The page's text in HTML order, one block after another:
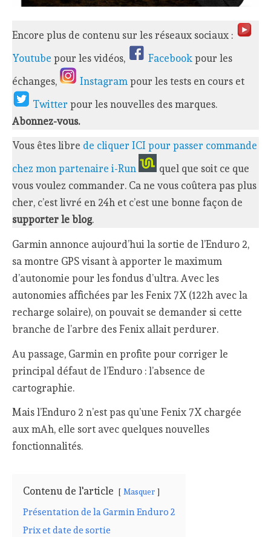
Encore plus de contenu sur les réseaux sociaux :
Youtube pour les vidéos, Facebookpour les
échanges,
Instagrampour les tests en cours et
Twitterpour les nouvelles des marques.
Abonnez-vous.
Vous êtes libre de cliquer ICI pour passer commande
chez mon partenaire i-Run
quel que soit ce que
vous voulez commander. Ca ne vous coûtera pas plus
cher, c’est livré en 24h et c’est une bonne façon de
supporter le blog.
Garmin annonce aujourd’hui la sortie de l’Enduro 2,
sa montre GPS visant à apporter le maximum
d’autonomie pour les fondus d’ultra. Avec les
autonomies affichées par les Fenix 7X (122h avec la
recharge solaire), on pouvait se demander si cette
branche de l’arbre des Fenix allait perdurer.
Au passage, Garmin en profite pour corriger le
principal défaut de l’Enduro : l’absence de
cartographie.
Mais l’Enduro 2 n’est pas qu’une Fenix 7X chargée
aux mAh, elle sort avec quelques nouvelles
fonctionnalités.
Contenu de l'article Masquer
Présentation de la Garmin Enduro 2
Prix et date de sortie